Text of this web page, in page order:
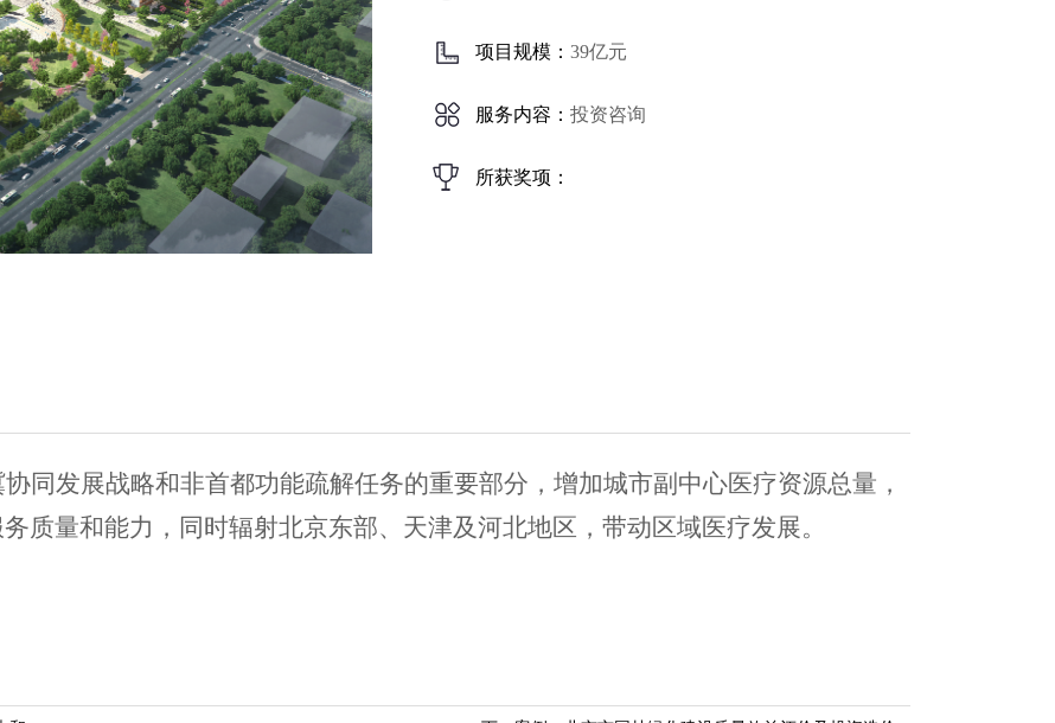
项目规模： 39亿元
服务内容： 投资咨询
所获奖项：
同发展战略和非首都功能疏解任务的重要部分，增加城市副中心医疗资源总量，
质量和能力，同时辐射北京东部、天津及河北地区，带动区域医疗发展。